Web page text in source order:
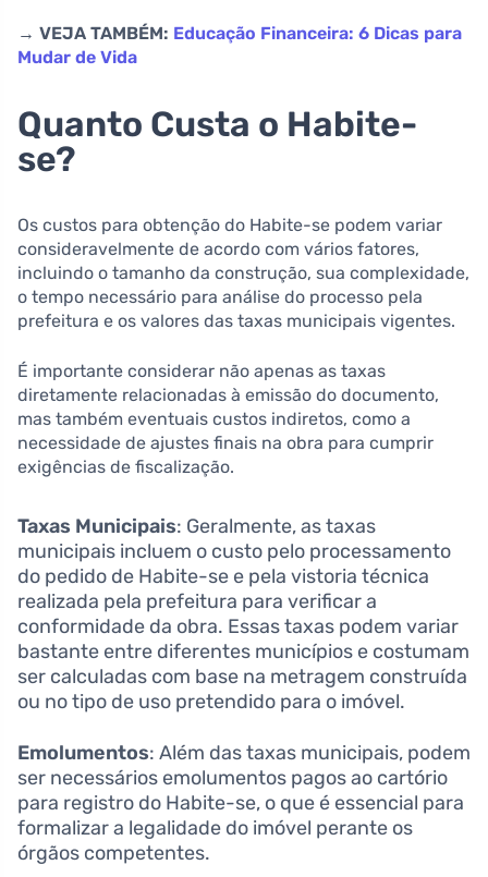
→ VEJA TAMBÉM: Educação Financeira: 6 Dicas para
Mudar de Vida
Quanto Custa o Habite-
se?
Os custos para obtenção do Habite-se podem variar
consideravelmente de acordo com vários fatores,
incluindo o tamanho da construção, sua complexidade,
o tempo necessário para análise do processo pela
prefeitura e os valores das taxas municipais vigentes.
É importante considerar não apenas as taxas
diretamente relacionadas à emissão do documento,
mas também eventuais custos indiretos, como a
necessidade de ajustes finais na obra para cumprir
exigências de fiscalização.
Taxas Municipais: Geralmente, as taxas
municipais incluem o custo pelo processamento
do pedido de Habite-se e pela vistoria técnica
realizada pela prefeitura para verificar a
conformidade da obra. Essas taxas podem variar
bastante entre diferentes municípios e costumam
ser calculadas com base na metragem construída
ou no tipo de uso pretendido para o imóvel.
Emolumentos: Além das taxas municipais, podem
ser necessários emolumentos pagos ao cartório
para registro do Habite-se, o que é essencial para
formalizar a legalidade do imóvel perante os
órgãos competentes.